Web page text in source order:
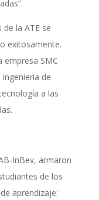
la ATE se
exitosamente.
empresa SMC
de
a las
InBev, armaron
de los
aprendizaje: